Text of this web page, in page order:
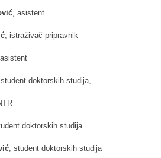
, asistent
, istraživač pripravnik
doktorskih studija,
doktorskih studija
, student doktorskih studija